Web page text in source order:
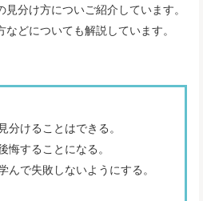
分け方についご紹介しています。
どについても解説しています。
分けることはできる。
悔することになる。
んで失敗しないようにする。